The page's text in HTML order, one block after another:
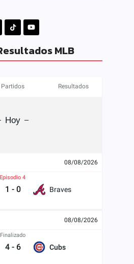
MLB
Partidos Resultados
Hoy
08/08/2026
Episodio 4
1 - 0 Braves
08/08/2026
Finalizado
4 - 6 Cubs